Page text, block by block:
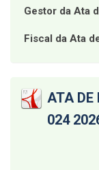
Gestor da Ata
Fiscal da Ata
ATA DE
024